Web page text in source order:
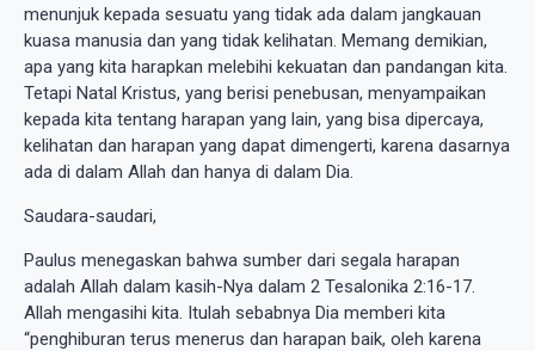
menunjuk kepada sesuatu yang tidak ada dalam jangkauan
kuasa manusia dan yang tidak kelihatan. Memang demikian,
apa yang kita harapkan melebihi kekuatan dan pandangan kita.
Tetapi Natal Kristus, yang berisi penebusan, menyampaikan
kepada kita tentang harapan yang lain, yang bisa dipercaya,
kelihatan dan harapan yang dapat dimengerti, karena dasarnya
ada di dalam Allah dan hanya di dalam Dia.
Saudara-saudari,
Paulus menegaskan bahwa sumber dari segala harapan
adalah Allah dalam kasih-Nya dalam 2 Tesalonika 2:16-17.
Allah mengasihi kita. Itulah sebabnya Dia memberi kita
“penghiburan terus menerus dan harapan baik, oleh karena